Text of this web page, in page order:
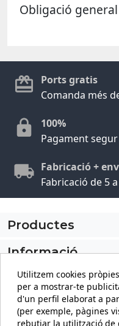
Obligació general
Ports gratis
Comanda més
100%
Pagament segur
Fabricació +
Fabricació de 5
Productes
Informació
El meu compte
Informació
Utilitzem cookies
per a mostrar-te
d'un perfil elaborat a
(per exemple, pàgines
rebutjar la utilització de